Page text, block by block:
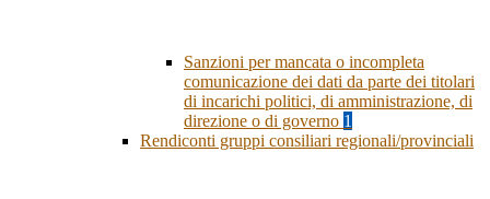
Sanzioni per mancata o incompleta
comunicazione dei dati da parte dei titolari
di incarichi politici, di amministrazione, di
direzione o di governo 1
Rendiconti gruppi consiliari regionali/provinciali